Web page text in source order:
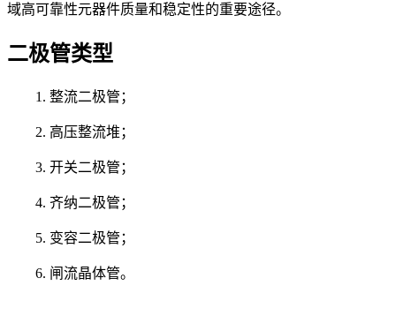
域高可靠性元器件质量和稳定性的重要途径。
二极管类型
1. 整流二极管；
2. 高压整流堆；
3. 开关二极管；
4. 齐纳二极管；
5. 变容二极管；
6. 闸流晶体管。